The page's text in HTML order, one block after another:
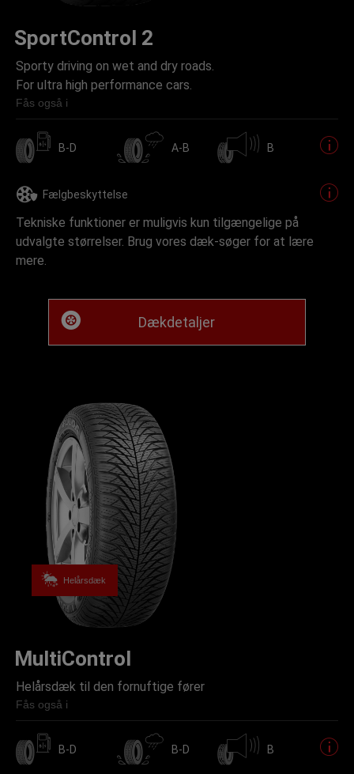
SportControl 2
Sporty driving on wet and dry roads.
For ultra high performance cars.
Fås også i
B-D A-B B
Fælgbeskyttelse
Tekniske funktioner er muligvis kun tilgængelige på
udvalgte størrelser. Brug vores dæk-søger for at lære
mere.
Dækdetaljer
Helårsdæk
MultiControl
Helårsdæk til den fornuftige fører
Fås også i
B-D B-D B